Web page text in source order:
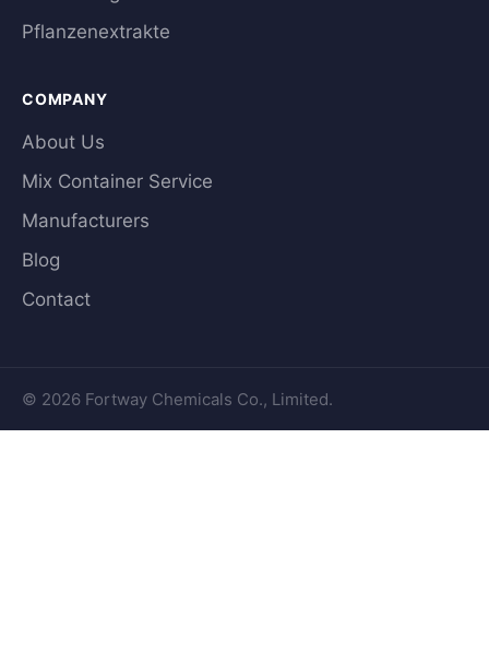
Pflanzenextrakte
COMPANY
About Us
Mix Container Service
Manufacturers
Blog
Contact
© 2026 Fortway Chemicals Co., Limited.